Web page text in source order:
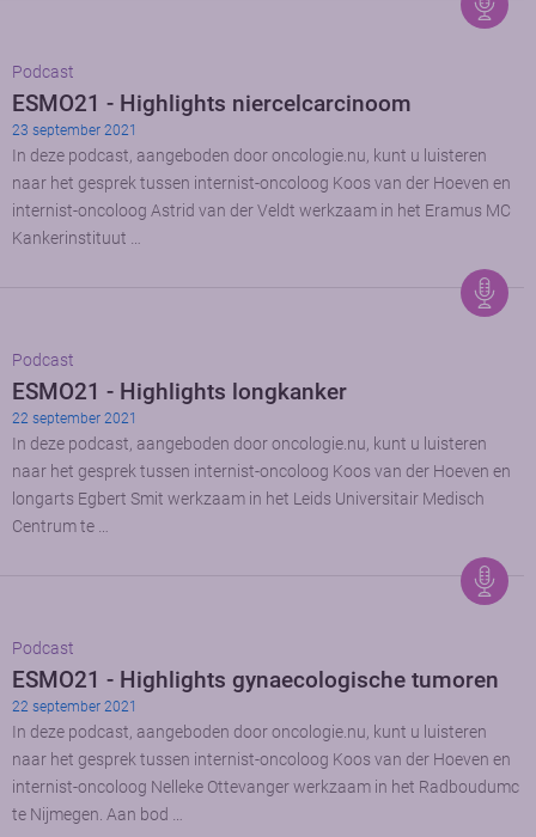
Podcast
ESMO21 - Highlights niercelcarcinoom
23 september 2021
In deze podcast, aangeboden door oncologie.nu, kunt u luisteren
naar het gesprek tussen internist-oncoloog Koos van der Hoeven en
internist-oncoloog Astrid van der Veldt werkzaam in het Eramus MC
Kankerinstituut …
Podcast
ESMO21 - Highlights longkanker
22 september 2021
In deze podcast, aangeboden door oncologie.nu, kunt u luisteren
naar het gesprek tussen internist-oncoloog Koos van der Hoeven en
longarts Egbert Smit werkzaam in het Leids Universitair Medisch
Centrum te …
Podcast
ESMO21 - Highlights gynaecologische tumoren
22 september 2021
In deze podcast, aangeboden door oncologie.nu, kunt u luisteren
naar het gesprek tussen internist-oncoloog Koos van der Hoeven en
internist-oncoloog Nelleke Ottevanger werkzaam in het Radboudumc
te Nijmegen. Aan bod …